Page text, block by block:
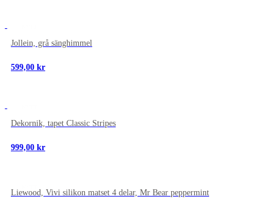
Jollein, grå sänghimmel
599,00 kr
Dekornik, tapet Classic Stripes
999,00 kr
Liewood, Vivi silikon matset 4 delar, Mr Bear peppermint